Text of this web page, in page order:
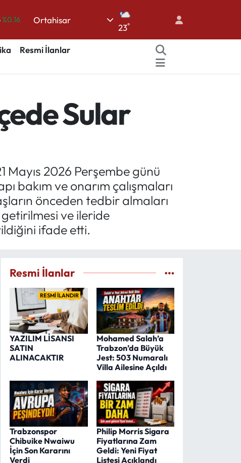
%0
0.08
Ortahisar
23°
Resmi İlanlar
Sular
Mayıs 2026 Perşembe günü
bakım ve onarım çalışmaları
önceden tedbir almaları
getirilmesi ve ileride
ifade etti.
Resmi İlanlar
RESMİ İLANDIR
YAZILIM LİSANSI
SATIN
ALINACAKTIR
Mohamed Salah’a
Trabzon’da Büyük
Jest: 503 Numaralı
Villa Ailesine Açıldı
Trabzonspor
Chibuike Nwaiwu
İçin Son Kararını
Verdi
Philip Morris Sigara
Fiyatlarına Zam
Geldi: Yeni Fiyat
Listesi Açıklandı